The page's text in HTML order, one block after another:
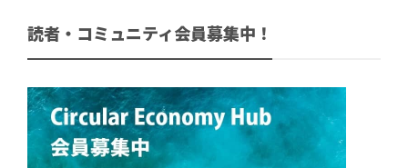
読者・コミュニティ会員募集中！